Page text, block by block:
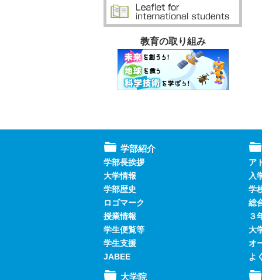
教育の取り組み
学部紹介
学部長挨拶
大学情報
学部歴史
ロゴマーク
授業情報
学生便覧等
学生支援
JABEE
大学院
ア
入
学
総
３
大
オ
よ